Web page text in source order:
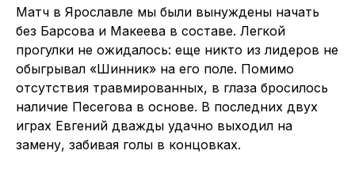
Матч в Ярославле мы были вынуждены начать
без Барсова и Макеева в составе. Легкой
прогулки не ожидалось: еще никто из лидеров не
обыгрывал «Шинник» на его поле. Помимо
отсутствия травмированных, в глаза бросилось
наличие Песегова в основе. В последних двух
играх Евгений дважды удачно выходил на
замену, забивая голы в концовках.